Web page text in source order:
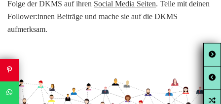
Folge der DKMS auf ihren Social Media Seiten. Teile mit deinen
Follower:innen Beiträge und mache sie auf die DKMS
aufmerksam.